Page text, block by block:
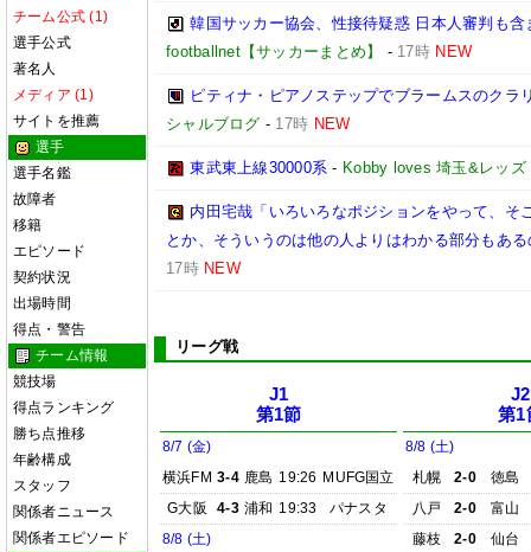
チーム公式 (1)
選手公式
著名人
メディア (1)
サイトを推薦
選手
選手名鑑
故障者
移籍
エピソード
契約状況
出場時間
得点・警告
チーム情報
競技場
得点ランキング
勝ち点推移
年齢構成
スタッフ
関係者ニュース
関係者エピソード
韓国サッカー協会、性接待疑惑 日本人審判も
footballnet【サッカーまとめ】
- 17時 NEW
ピティナ・ピアノステップでブラームスのクラ
シャルブログ - 17時 NEW
東武東上線30000系 - Kobby loves 埼玉&レッズ
内田宅哉「いろいろなポジションをやって、
とか、そういうのは他の人よりはわかる部分もあ
17時 NEW
リーグ戦
J1
第1節
8/7 (金)
横浜FM 3-4 鹿島 19:26 MUFG国立
G大阪
4-3 浦和 19:33
パナスタ
8/8 (土)
J2
第1
8/8 (土)
札幌
2-0
徳島
八戸
2-0
富山
藤枝
2-0
仙台